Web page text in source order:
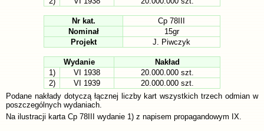
Nr kat.
Cp 78III
Nominał
15gr
Projekt
J. Piwczyk
Wydanie
Nakład
1)
VI 1938
20.000.000 szt.
2)
VI 1939
20.000.000 szt.
Podane nakłady dotyczą łącznej liczby kart wszystkich trzech odmian w
poszczególnych wydaniach.
Na ilustracji karta Cp 78III wydanie 1) z napisem propagandowym IX.